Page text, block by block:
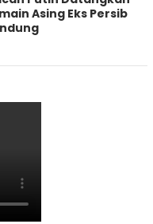
Asing Eks Persib